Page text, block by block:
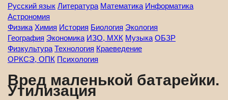
Русский язык Литература Математика Информатика
Астрономия
Физика Химия История Биология Экология
География Экономика ИЗО, МХК Музыка ОБЗР
Физкультура Технология Краеведение
ОРКСЭ, ОПК Психология
Вред маленькой батарейки.
Утилизация